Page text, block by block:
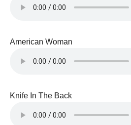
American Woman
Knife In The Back